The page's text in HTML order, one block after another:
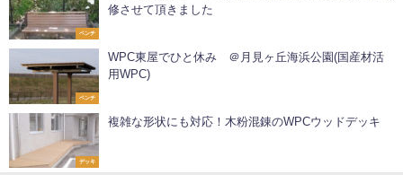
ベンチ
修させて頂きました
ベンチ
WPC東屋でひと休み ＠月見ヶ丘海浜公園(国産材活
用WPC)
デッキ
複雑な形状にも対応！木粉混錬のWPCウッドデッキ